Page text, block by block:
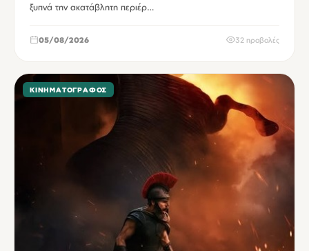
ξυπνά την ακατάβλητη περιέρ…
05/08/2026 32 προβολές
ΚΙΝΗΜΑΤΟΓΡΆΦΟΣ